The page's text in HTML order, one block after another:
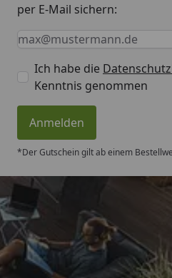
per E-Mail sichern:
Keine Eingabe erforderlich
Eingabe erforderlich
E-Mail *
Ich habe die
Kenntnis genommen
Anmelden
*Der Gutschein gilt ab einem
Trusted